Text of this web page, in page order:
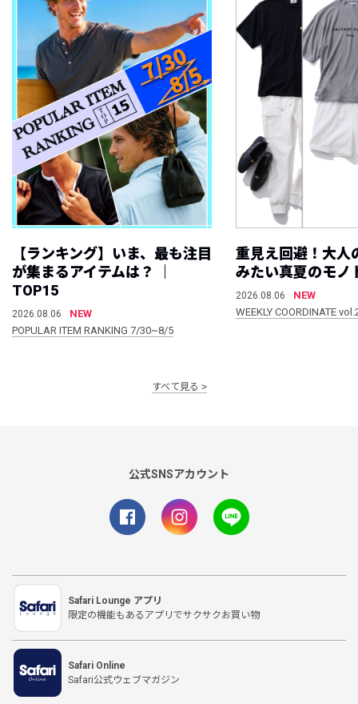
【ランキング】いま、最も注目
が集まるアイテムは？ ｜
TOP15
2026.08.06
NEW
POPULAR ITEM RANKING 7/30~8/5
重見え回避！大人
みたい真夏のモノ
2026.08.06
NEW
WEEKLY COORDINATE
すべて見る
公式SNSアカウント
Safari Lounge アプリ
限定の機能もあるアプリでサクサクお買い物
Safari Online
Safari公式ウェブマガジン